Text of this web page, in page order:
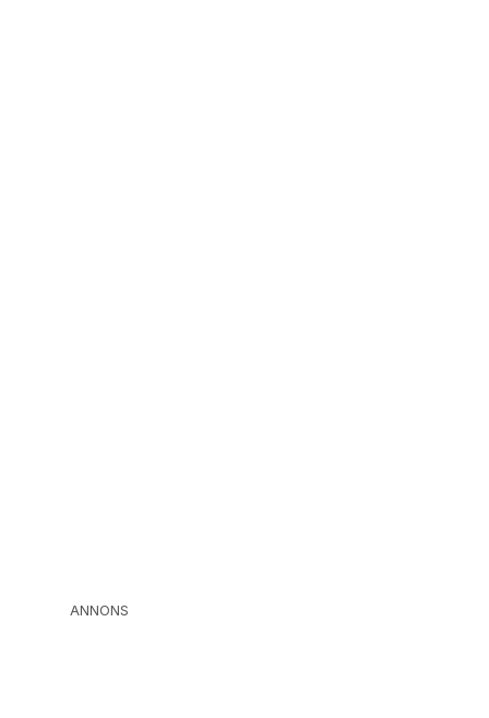
ANNONS